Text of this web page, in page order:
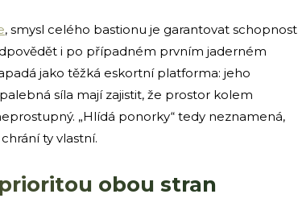
, smysl celého bastionu je garantovat schopnost
i po případném prvním jaderném
jako těžká eskortní platforma: jeho
síla mají zajistit, že prostor kolem
„Hlídá ponorky“ tedy neznamená,
ty vlastní.
obou stran